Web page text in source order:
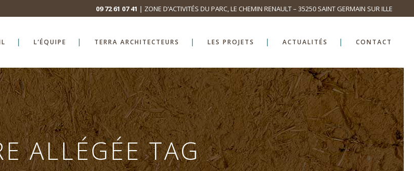
09 72 61 07 41 | ZONE D’ACTIVITÉS DU PARC, LE CHEMIN RENAULT – 35250 SAINT GERMAIN SUR ILLE
L’ÉQUIPE TERRA ARCHITECTEURS LES PROJETS ACTUALITÉS CONTACT
ALLÉGÉE TAG